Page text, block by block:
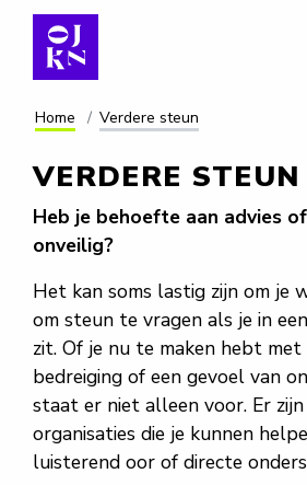
Home Verdere steun
VERDERE STEUN
Heb je behoefte aan advies
onveilig?
Het kan soms lastig zijn om je
om steun te vragen als je in
zit. Of je nu te maken hebt met
bedreiging of een gevoel van
staat er niet alleen voor. Er
organisaties die je kunnen
luisterend oor of directe